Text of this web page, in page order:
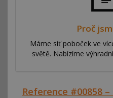
Proč
Máme síť poboček ve
světě. Nabízíme
Reference #00858 –